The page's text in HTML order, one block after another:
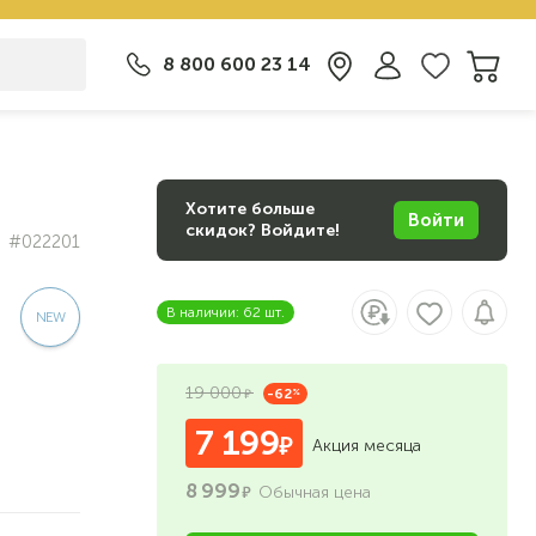
8 800 600 23 14
#022201
Хотите больше
скидок? Войдите!
Войти
В наличии: 62 шт.
19 000 -62%
7 199 Акция месяца
8 999 Обычная цена